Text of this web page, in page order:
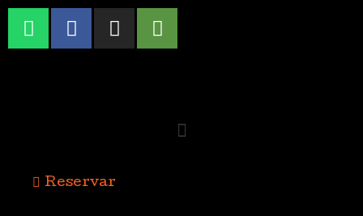
Reservar